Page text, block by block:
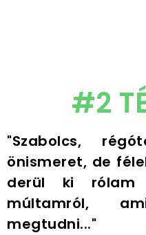
#2
"Szabolcs,
önismeret, de
derül ki rólam
múltamról,
megtudni..."